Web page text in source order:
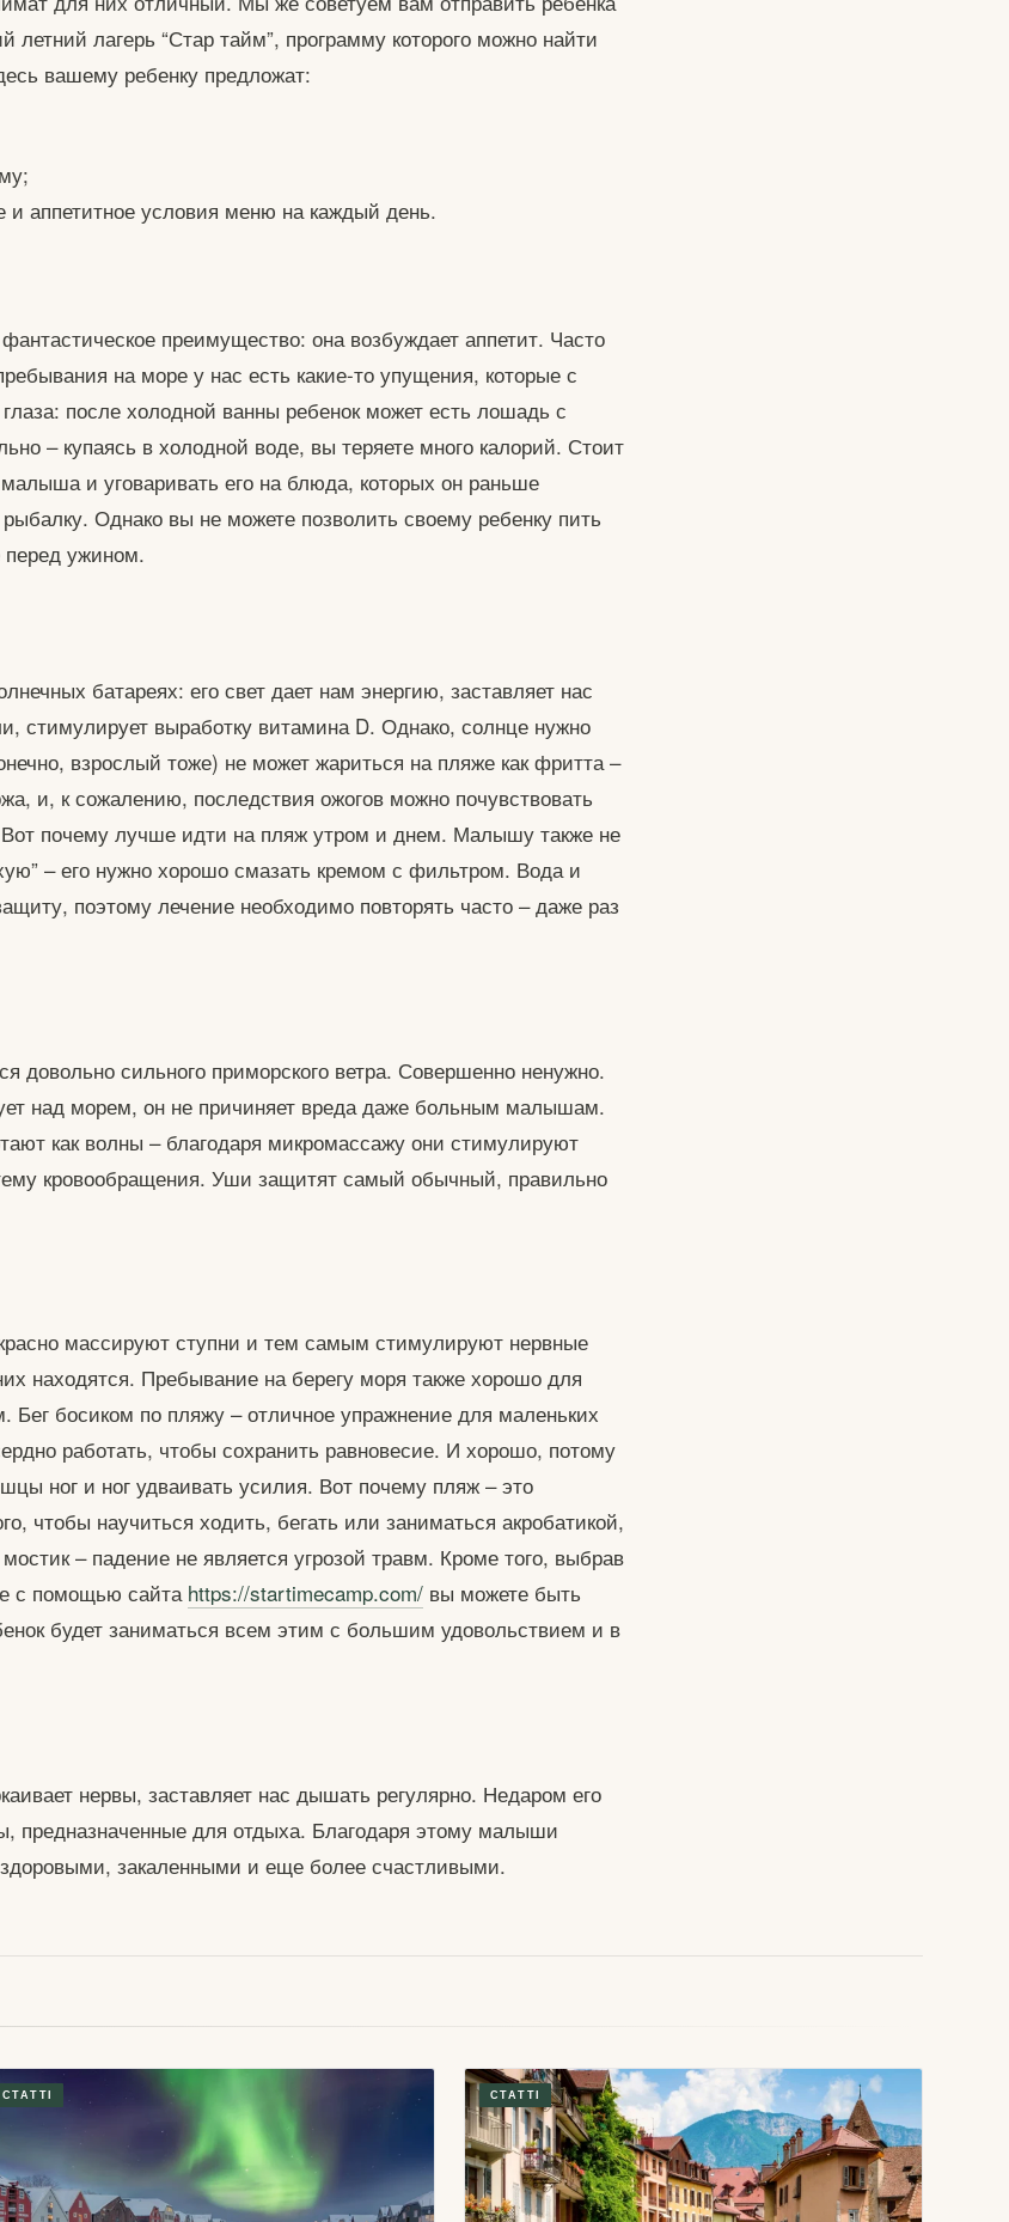
летний лагерь “Стар тайм”, программу которого можно найти
вашему ребенку предложат:
и аппетитное условия меню на каждый день.
преимущество: она возбуждает аппетит. Часто
на море у нас есть какие-то упущения, которые с
после холодной ванны ребенок может есть лошадь с
– купаясь в холодной воде, вы теряете много калорий. Стоит
малыша и уговаривать его на блюда, которых он раньше
Однако вы не можете позволить своему ребенку пить
ужином.
батареях: его свет дает нам энергию, заставляет нас
стимулирует выработку витамина D. Однако, солнце нужно
взрослый тоже) не может жариться на пляже как фритта –
и, к сожалению, последствия ожогов можно почувствовать
Вот почему лучше идти на пляж утром и днем. Малышу также не
– его нужно хорошо смазать кремом с фильтром. Вода и
поэтому лечение необходимо повторять часто – даже раз
довольно сильного приморского ветра. Совершенно ненужно.
над морем, он не причиняет вреда даже больным малышам.
как волны – благодаря микромассажу они стимулируют
кровообращения. Уши защитят самый обычный, правильно
массируют ступни и тем самым стимулируют нервные
находятся. Пребывание на берегу моря также хорошо для
Бег босиком по пляжу – отличное упражнение для маленьких
работать, чтобы сохранить равновесие. И хорошо, потому
ног и ног удваивать усилия. Вот почему пляж – это
чтобы научиться ходить, бегать или заниматься акробатикой,
мостик – падение не является угрозой травм. Кроме того, выбрав
с помощью сайтаhttps://startimecamp.com/ вы можете быть
будет заниматься всем этим с большим удовольствием и в
нервы, заставляет нас дышать регулярно. Недаром его
предназначенные для отдыха. Благодаря этому малыши
закаленными и еще более счастливыми.
СТАТТІ СТАТТІ